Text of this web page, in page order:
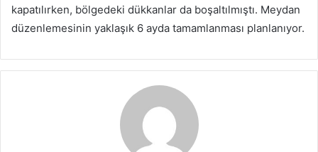
kapatılırken, bölgedeki dükkanlar da boşaltılmıştı. Meydan
düzenlemesinin yaklaşık 6 ayda tamamlanması planlanıyor.